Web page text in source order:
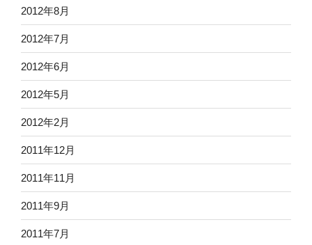
2012年8月
2012年7月
2012年6月
2012年5月
2012年2月
2011年12月
2011年11月
2011年9月
2011年7月